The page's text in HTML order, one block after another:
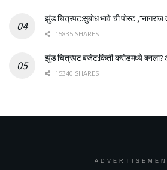
झुंड चित्रपट:सुबोध भावे ची पोस्ट
15835 SHARES
झुंड चित्रपट बजेट:किती करोडमध्ये
15340 SHARES